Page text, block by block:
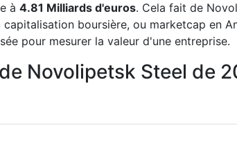
à 4.81 Milliards d'euros. Cela fait de
boursière, ou marketcap en
pour mesurer la valeur d'une entreprise.
Novolipetsk Steel de